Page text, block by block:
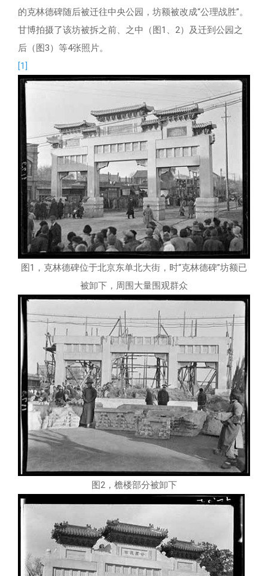
的克林德碑随后被迁往中央公园，坊额被改成“公理战胜”。
甘博拍摄了该坊被拆之前、之中（图1、2）及迁到公园之
后（图3）等4张照片。
[1]
图1，克林德碑位于北京东单北大街，时“克林德碑”坊额已
被卸下，周围大量围观群众
图2，檐楼部分被卸下